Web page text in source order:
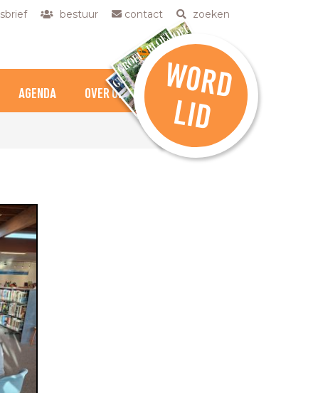
bestuur contact zoeken
AGENDA OVER ONS W
O
R
D
L
ID